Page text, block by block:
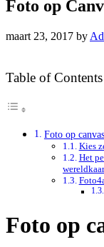
Foto op
maart 23, 2017 by
Table of Contents
Foto op
Kies
Het
Foto op